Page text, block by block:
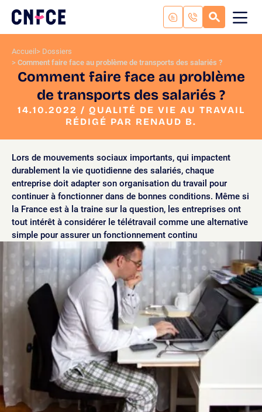
contenu
menu
Logo
site
Accueil
Dossiers
Comment faire face au problème de transports des salariés ?
Comment faire face au problème
de transports des salariés ?
14.10.2022 / QUALITÉ DE VIE AU TRAVAIL
RÉDIGÉ PAR RENAUD B.
Lors de mouvements sociaux importants, qui impactent
durablement la vie quotidienne des salariés, chaque
entreprise doit adapter son organisation du travail pour
continuer à fonctionner dans de bonnes conditions. Même si
la France est à la traine sur la question, les entreprises ont
tout intérêt à considérer le télétravail comme une alternative
simple pour assurer un fonctionnement continu